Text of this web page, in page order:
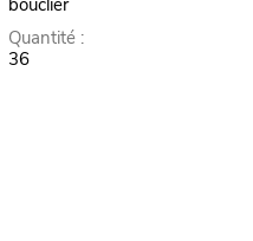
Quantité :
36